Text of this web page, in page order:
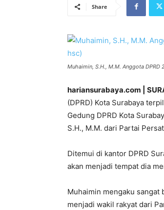
Share
Muhaimin, S.H., M.M. Anggota
hariansurabaya.com |
(DPRD) Kota Surabaya
Gedung DPRD Kota
S.H., M.M. dari Partai
Ditemui di kantor DPRD
akan menjadi tempat dia
Muhaimin mengaku sangat
menjadi wakil rakyat dari